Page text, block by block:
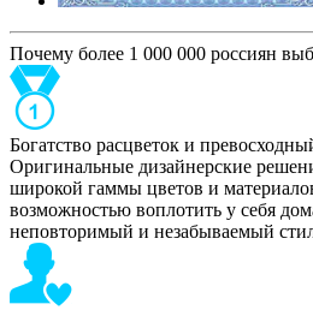
Почему более 1 000 000 россиян
Богатство расцветок и
Оригинальные дизайнерские
широкой гаммы цветов и
возможностью воплотить у себя
неповторимый и незабываемый